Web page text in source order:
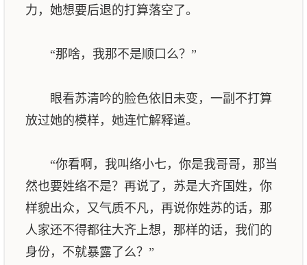
力，她想要后退的打算落空了。
“那啥，我那不是顺口么？”
眼看苏清吟的脸色依旧未变，一副不打算
放过她的模样，她连忙解释道。
“你看啊，我叫络小七，你是我哥哥，那当
然也要姓络不是？再说了，苏是大齐国姓，你
样貌出众，又气质不凡，再说你姓苏的话，那
人家还不得都往大齐上想，那样的话，我们的
身份，不就暴露了么？”